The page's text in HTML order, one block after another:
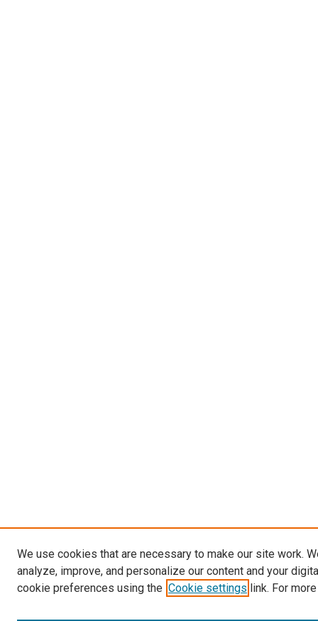
We use cookies that are necessary to make our site work.
analyze, improve, and personalize our content and your
cookie preferences using the Cookie settings link. For